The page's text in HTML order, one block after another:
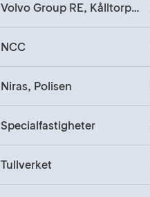
Volvo Group RE, Kålltorps bygg
NCC
Niras, Polisen
Specialfastigheter
Tullverket